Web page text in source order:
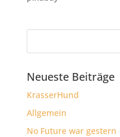
Neueste Beiträge
KrasserHund
Allgemein
No Future war gestern